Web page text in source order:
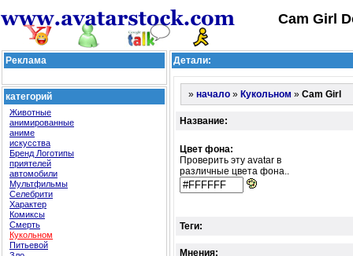
Cam Girl
Реклама
категорий
Животные
анимированные
аниме
искусства
Бренд Логотипы
приятелей
автомобили
Мультфильмы
Селебрити
Характер
Комиксы
Смерть
Кукольном
Питьевой
Детали:
» начало » Кукольном » Cam Girl
Название:
Цвет фона:
Проверить эту avatar в
различные цвета фона..
Теги:
Мнения: